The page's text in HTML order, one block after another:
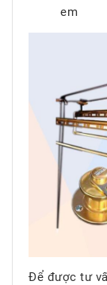
em
Để được tư